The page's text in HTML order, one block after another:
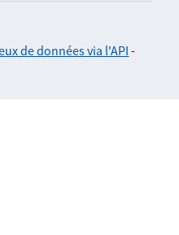
de données via l'API -